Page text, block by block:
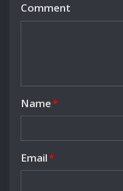
Comment
Name*
Email*